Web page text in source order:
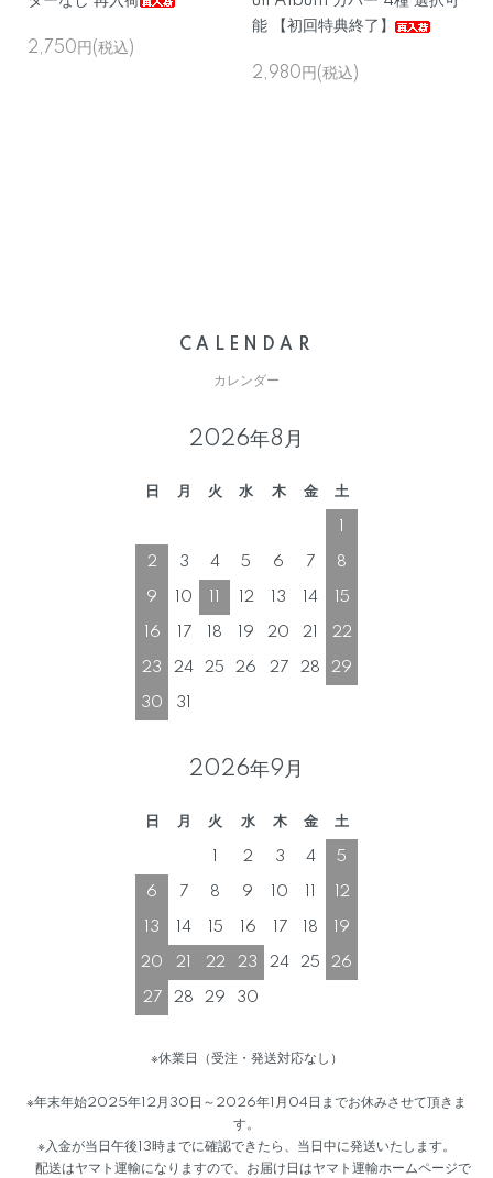
2,750円(税込)
能 【初回特典終了】
2,980円(税込)
CALENDAR
カレンダー
2026年8月
日 月 火 水 木 金 土
2 3 4 5 6 7 8
9 10 12 13 14 15
16 17 18 19 20 21 22
23 24 25 26 27 28 29
30 31
2026年9月
日 月 火 水 木 金 土
2 3 4 5
6 7 8 9 10 12
13 14 15 16 17 18 19
20 21 22 23 24 25 26
27 28 29 30
※休業日（受注・発送対応なし）
※年末年始2025年12月30日～2026年1月04日までお休みさせて頂きま
す。
※入金が当日午後13時までに確認できたら、当日中に発送いたします。
配送はヤマト運輸になりますので、お届け日はヤマト運輸ホームページで